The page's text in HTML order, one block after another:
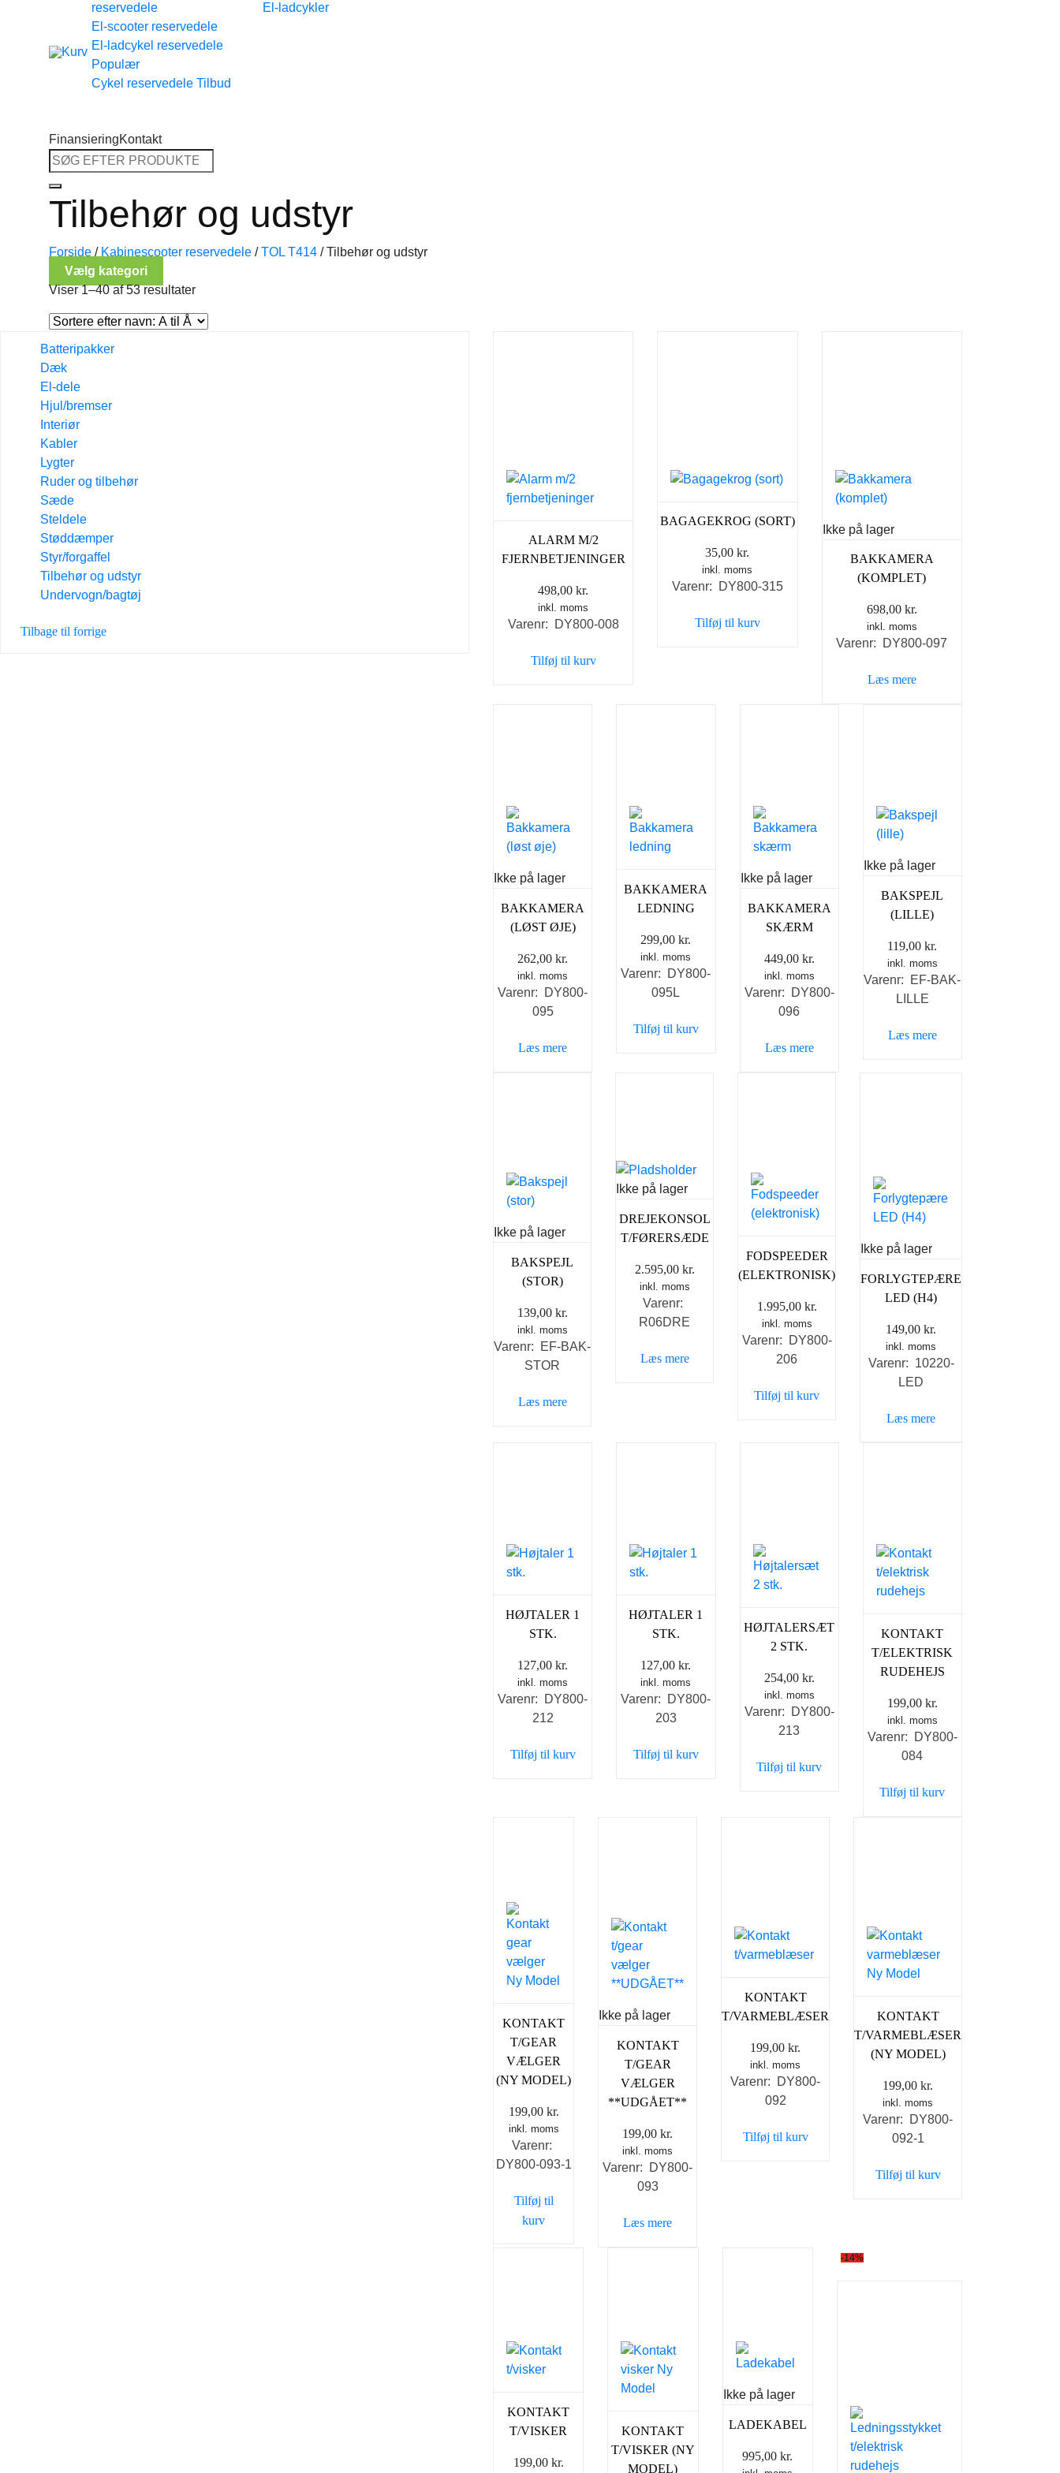
Tilbage til shoppen
reservedele
El-scooter reservedele
El-ladcykel reservedele
Cykel reservedele
El-ladcykler
FinansieringKontakt
Søg
efter:
Tilbehør og udstyr
Forside / Kabinescooter reservedele / TOL T414 /Tilbehør og udstyr
Vælg kategori
Viser 1–40 af 53 resultater
Batteripakker
Dæk
El-dele
Hjul/bremser
Interiør
Kabler
Lygter
Ruder og tilbehør
Sæde
Steldele
Støddæmper
Styr/forgaffel
Tilbehør og udstyr
Undervogn/bagtøj
Tilbage til forrige
ALARM M/2
FJERNBETJENINGER
498,00kr.
inkl. moms
Varenr: DY800-008
Tilføj til kurv
BAGAGEKROG (SORT)
35,00kr.
inkl. moms
Varenr: DY800-315
Tilføj til kurv
Ikke på lager
BAKKAMERA
(KOMPLET)
698,00 kr.
inkl. moms
Varenr: DY800-097
Læs mere
Ikke på lager
BAKKAMERA
(LØST ØJE)
262,00kr.
inkl. moms
Varenr: DY800-
095
Læs mere
BAKKAMERA
LEDNING
299,00kr.
inkl. moms
Varenr: DY800-
095L
Tilføj til kurv
Ikke på lager
BAKKAMERA
SKÆRM
449,00 kr.
inkl. moms
Varenr: DY800-
096
Læs mere
Ikke på lager
BAKSPEJL
(LILLE)
119,00kr.
inkl. moms
Varenr: EF-BAK-
LILLE
Læs mere
Ikke på lager
BAKSPEJL
(STOR)
139,00 kr.
inkl. moms
Varenr: EF-BAK-
STOR
Læs mere
Ikke på lager
DREJEKONSOL
T/FØRERSÆDE
2.595,00 kr.
inkl. moms
Varenr:
R06DRE
Læs mere
FODSPEEDER
(ELEKTRONISK)
1.995,00 kr.
inkl. moms
Varenr: DY800-
206
Tilføj til kurv
Ikke på lager
FORLYGTEPÆRE
LED (H4)
149,00 kr.
inkl. moms
Varenr: 10220-
LED
Læs mere
HØJTALER 1
STK.
127,00kr.
inkl. moms
Varenr: DY800-
212
Tilføj til kurv
HØJTALER 1
STK.
127,00kr.
inkl. moms
Varenr: DY800-
203
Tilføj til kurv
HØJTALERSÆT
2 STK.
254,00 kr.
inkl. moms
Varenr: DY800-
213
Tilføj til kurv
KONTAKT
T/ELEKTRISK
RUDEHEJS
199,00 kr.
inkl. moms
Varenr: DY800-
084
Tilføj til kurv
KONTAKT
T/GEAR
VÆLGER
(NY MODEL)
199,00 kr.
inkl. moms
Varenr:
DY800-093-1
Tilføj til
kurv
Ikke på lager
KONTAKT
T/GEAR
VÆLGER
**UDGÅET**
199,00 kr.
inkl. moms
Varenr: DY800-
093
Læs mere
KONTAKT
T/VARMEBLÆSER
199,00 kr.
inkl. moms
Varenr: DY800-
092
Tilføj til kurv
KONTAKT
T/VARMEBLÆSER
(NY MODEL)
199,00 kr.
inkl. moms
Varenr: DY800-
092-1
Tilføj til kurv
KONTAKT
T/VISKER
199,00 kr.
KONTAKT
T/VISKER (NY
MODEL)
Ikke på lager
LADEKABEL
995,00kr.
-14%